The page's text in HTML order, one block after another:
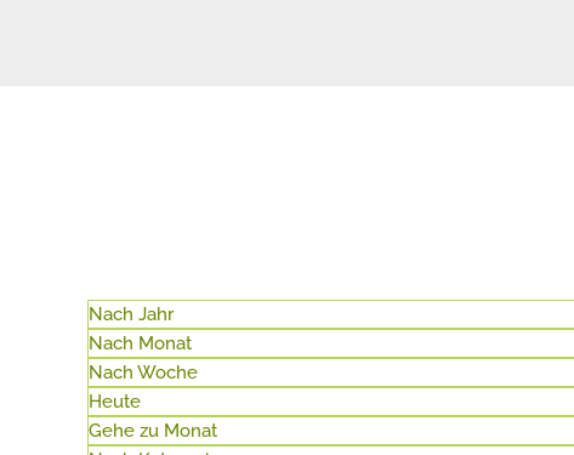
Nach Jahr
Nach Monat
Nach Woche
Heute
Gehe zu Monat